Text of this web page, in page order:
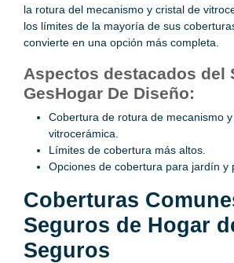
la rotura del mecanismo y cristal de
los límites de la mayoría de sus
convierte en una opción más completa.
Aspectos destacados del
GesHogar De Diseño:
Cobertura de rotura de mecanismo
vitrocerámica.
Límites de cobertura más altos.
Opciones de cobertura para jardín y
Coberturas
Seguros de Hogar
Seguros